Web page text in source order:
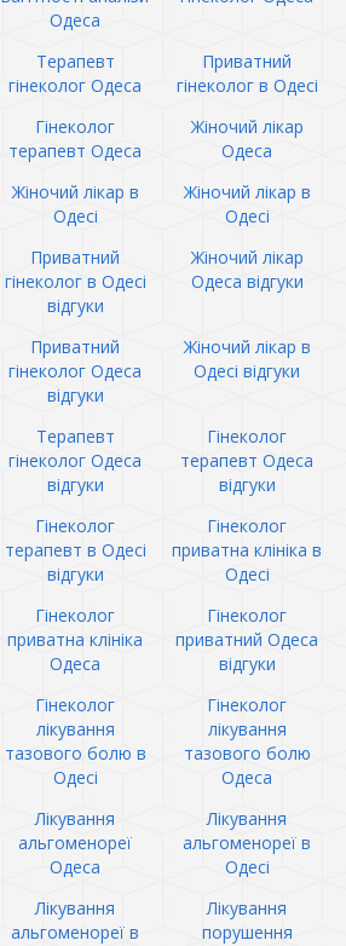
Одеса
Терапевт
гінеколог Одеса
Приватний
гінеколог в Одесі
Гінеколог
терапевт Одеса
Жіночий лікар
Одеса
Жіночий лікар в
Одесі
Жіночий лікар в
Одесі
Приватний
гінеколог в Одесі
відгуки
Жіночий лікар
Одеса відгуки
Приватний
гінеколог Одеса
відгуки
Жіночий лікар в
Одесі відгуки
Терапевт
гінеколог Одеса
відгуки
Гінеколог
терапевт Одеса
відгуки
Гінеколог
терапевт в Одесі
відгуки
Гінеколог
приватна клініка в
Одесі
Гінеколог
приватна клініка
Одеса
Гінеколог
приватний Одеса
відгуки
Гінеколог
лікування
тазового болю в
Одесі
Гінеколог
лікування
тазового болю
Одеса
Лікування
альгоменореї
Одеса
Лікування
альгоменореї в
Одесі
Лікування
альгоменореї в
Лікування
порушення